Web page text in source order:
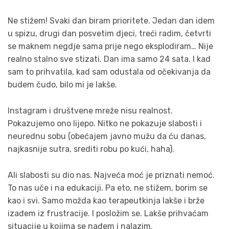
Ne stižem! Svaki dan biram prioritete. Jedan dan idem
u spizu, drugi dan posvetim djeci, treći radim, četvrti
se maknem negdje sama prije nego eksplodiram… Nije
realno stalno sve stizati. Dan ima samo 24 sata. I kad
sam to prihvatila, kad sam odustala od očekivanja da
budem čudo, bilo mi je lakše.
Instagram i društvene mreže nisu realnost.
Pokazujemo ono lijepo. Nitko ne pokazuje slabosti i
neurednu sobu (obećajem javno mužu da ću danas,
najkasnije sutra, srediti robu po kući, haha).
Ali slabosti su dio nas. Najveća moć je priznati nemoć.
To nas uče i na edukaciji. Pa eto, ne stižem, borim se
kao i svi. Samo možda kao terapeutkinja lakše i brže
izađem iz frustracije. I posložim se. Lakše prihvaćam
situacije u kojima se nađem i nalazim.